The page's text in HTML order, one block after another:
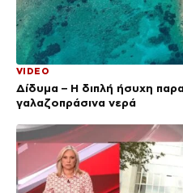
VIDEO
Δίδυμα – Η διπλή ήσυχη
γαλαζοπράσινα νερά